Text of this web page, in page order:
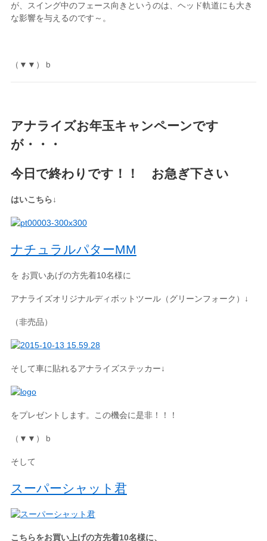
が、スイング中のフェース向きというのは、ヘッド軌道にも大き
な影響を与えるのです～。
（▼▼）ｂ
アナライズお年玉キャンペーンです
が・・・
今日で終わりです！！ お急ぎ下さい
はいこちら↓
ナチュラルパターMM
を お買いあげの方先着10名様に
アナライズオリジナルディボットツール（グリーンフォーク）↓
（非売品）
そして車に貼れるアナライズステッカー↓
をプレゼントします。この機会に是非！！！
（▼▼）ｂ
そして
スーパーシャット君
こちらをお買い上げの方先着10名様に、